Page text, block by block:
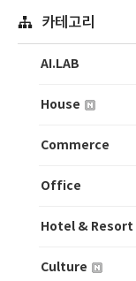
카테고리
AI.LAB
House
Commerce
Office
Hotel & Resort
Culture